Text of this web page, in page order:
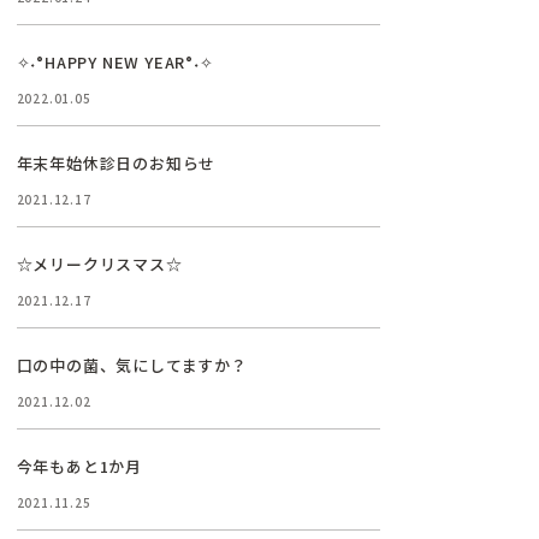
✧˖°HAPPY NEW YEAR°˖✧
2022.01.05
年末年始休診日のお知らせ
2021.12.17
☆メリークリスマス☆
2021.12.17
口の中の菌、気にしてますか？
2021.12.02
今年もあと1か月
2021.11.25